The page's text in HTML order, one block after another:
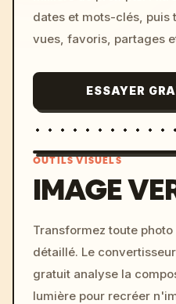
dates et mots-clés, puis
vues, favoris, partages
ESSAYER
OUTILS VISUELS
IMAGE
Transformez toute
détaillé. Le
gratuit analyse la
lumière pour recréer